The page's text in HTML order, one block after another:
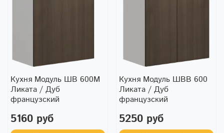
Кухня Модуль ШВ 600М
Ликата / Дуб
французский
5160 руб
Кухня Модуль ШВВ 600
Ликата / Дуб
французский
5250 руб